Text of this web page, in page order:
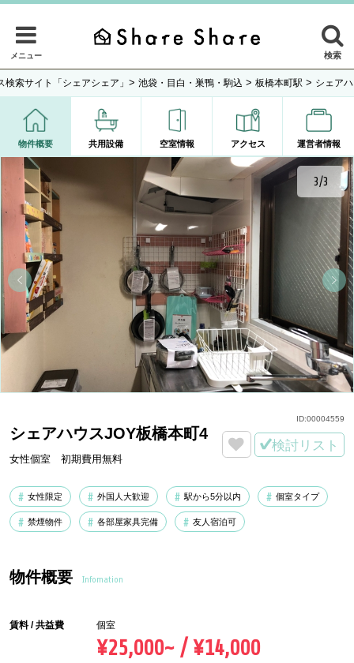
メニュー 検索
検索サイト「シェアシェア」 > 池袋・目白・巣鴨・駒込 > 板橋本町駅 > シェア
物件概要 共用設備 空室情報 アクセス 運営者情報
3/3
シェアハウスJOY板橋本町4
女性個室 初期費用無料
検討リスト
女性限定 外国人大歓迎 駅から5分以内 個室タイプ
禁煙物件 各部屋家具完備 友人宿泊可
ID:00004559
物件概要 Infomation
賃料 / 共益費 個室
¥25,000~ / ¥14,000